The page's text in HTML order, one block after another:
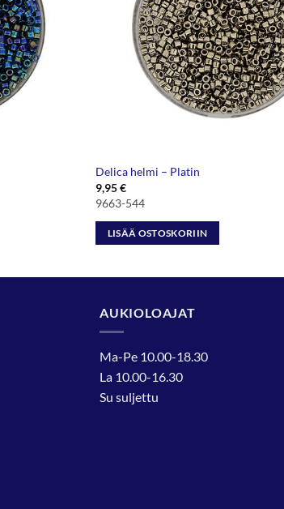
Delica helmi – Platin
9,95€
9663-544
LISÄÄ OSTOSKORIIN
AUKIOLOAJAT
Ma-Pe 10.00-18.30
La 10.00-16.30
Su suljettu